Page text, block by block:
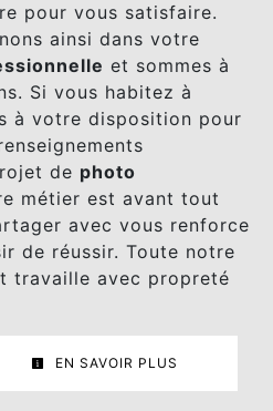
pour vous satisfaire.
ainsi dans votre
et sommes à
Si vous habitez à
à votre disposition pour
de photo
métier est avant tout
avec vous renforce
de réussir. Toute notre
travaille avec propreté
EN SAVOIR PLUS